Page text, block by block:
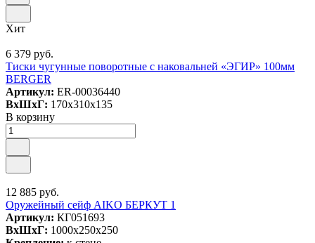
Хит
6 379 руб.
Тиски чугунные поворотные с наковальней «ЭГИР» 100мм
BERGER
Артикул: ER-00036440
ВxШxГ: 170x310x135
В корзину
12 885 руб.
Оружейный сейф AIKO БЕРКУТ 1
Артикул: КГ051693
ВxШxГ: 1000x250x250